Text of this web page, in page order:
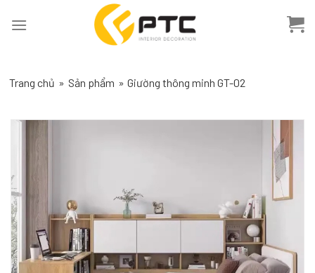
Trang chủ » Sản phẩm » Giường thông minh GT-02